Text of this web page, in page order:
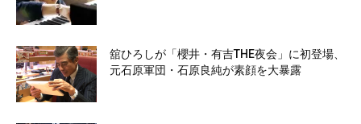
舘ひろしが「櫻井・有吉THE夜会」に初登場、
元石原軍団・石原良純が素顔を大暴露